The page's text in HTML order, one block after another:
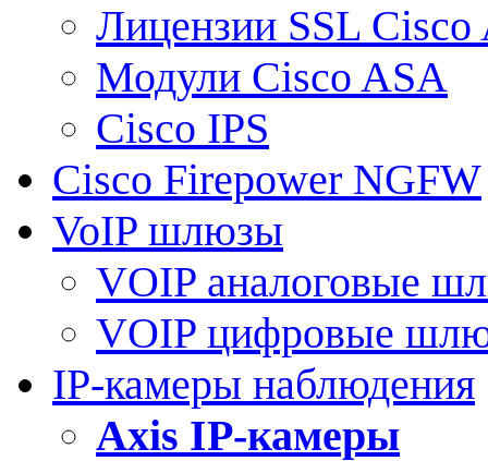
Лицензии SSL Cisco
Модули Cisco ASA
Cisco IPS
Cisco Firepower NGFW
VoIP шлюзы
VOIP аналоговые
VOIP цифровые
IP-камеры наблюдения
Axis IP-камеры